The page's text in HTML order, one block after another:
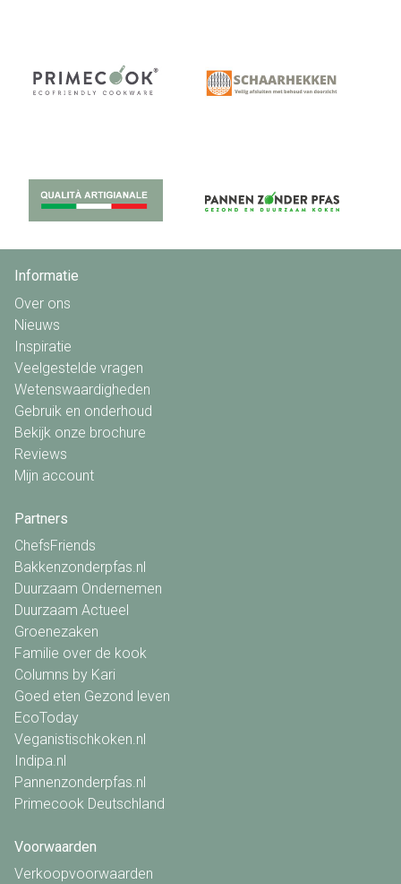
Informatie
Over ons
Nieuws
Inspiratie
Veelgestelde vragen
Wetenswaardigheden
Gebruik en onderhoud
Bekijk onze brochure
Reviews
Mijn account
Partners
ChefsFriends
Bakkenzonderpfas.nl
Duurzaam Ondernemen
Duurzaam Actueel
Groenezaken
Familie over de kook
Columns by Kari
Goed eten Gezond leven
EcoToday
Veganistischkoken.nl
Indipa.nl
Pannenzonderpfas.nl
Primecook Deutschland
Voorwaarden
Verkoopvoorwaarden